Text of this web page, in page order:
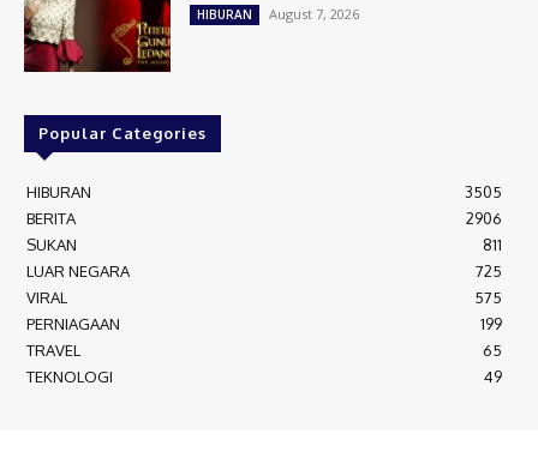
HIBURAN August 7, 2026
Popular Categories
HIBURAN
3505
BERITA
2906
SUKAN
811
LUAR NEGARA
725
VIRAL
575
PERNIAGAAN
199
TRAVEL
65
TEKNOLOGI
49